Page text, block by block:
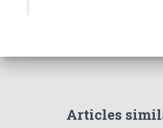
Articles